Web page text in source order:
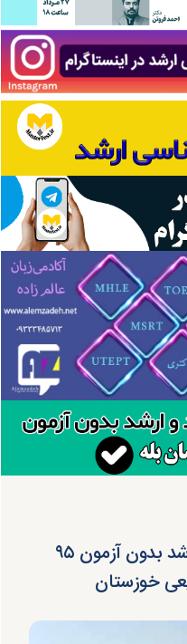
اعلام نتایج کارشناسی ارشد بدون آزمون ۹۵
خوزستان